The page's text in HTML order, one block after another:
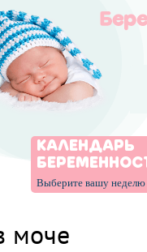
КАЛЕНДАРЬ
Выберите вашу неделю
моче